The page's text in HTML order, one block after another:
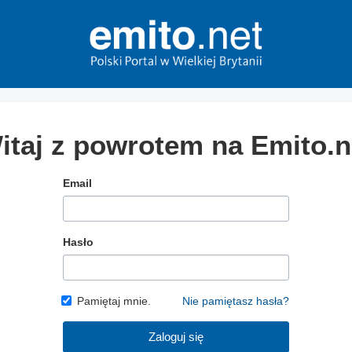
z powrotem na
Email
Hasło
Pamiętaj mnie. Nie pamiętasz hasła?
Zaloguj się